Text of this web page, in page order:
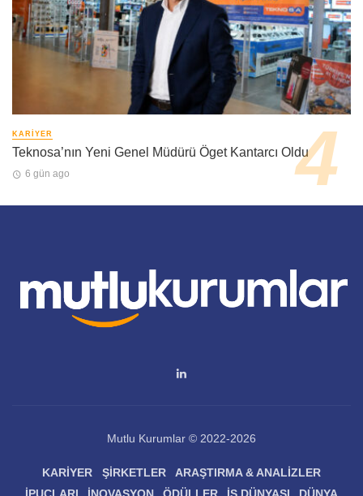
KARIYER
Teknosa’nın Yeni Genel Müdürü Öget Kantarcı Oldu
6 gün ago
Mutlu Kurumlar © 2022-2026
KARIYER ŞIRKETLER
ARAŞTIRMA & ANALIZLER